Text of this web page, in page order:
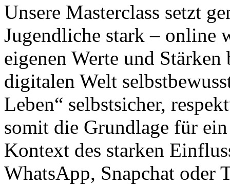
Unsere Masterclass setzt
Jugendliche stark – online
eigenen Werte und
digitalen Welt
Leben“ selbstsicher,
somit die Grundlage für
Kontext des starken
WhatsApp, Snapchat oder